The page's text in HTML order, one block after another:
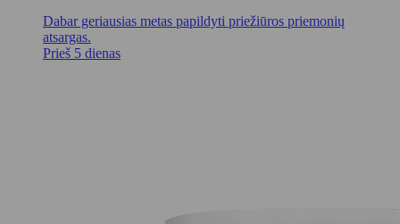
Dabar geriausias metas papildyti priežiūros priemonių
atsargas.
Prieš 5 dienas